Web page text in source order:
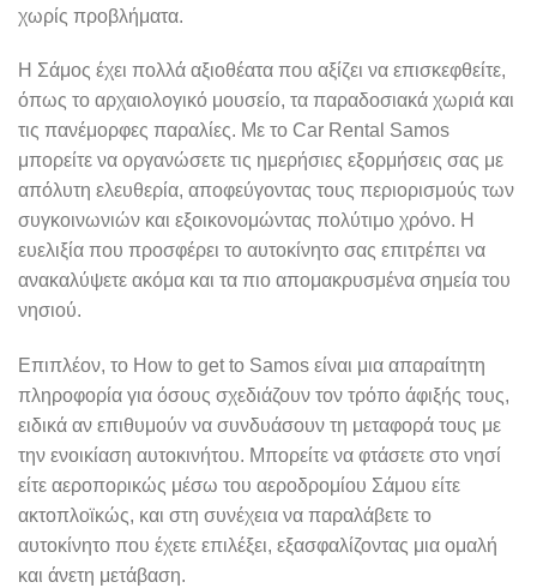
χωρίς προβλήματα.
Η Σάμος έχει πολλά αξιοθέατα που αξίζει να επισκεφθείτε,
όπως το αρχαιολογικό μουσείο, τα παραδοσιακά χωριά και
τις πανέμορφες παραλίες. Με το Car Rental Samos
μπορείτε να οργανώσετε τις ημερήσιες εξορμήσεις σας με
απόλυτη ελευθερία, αποφεύγοντας τους περιορισμούς των
συγκοινωνιών και εξοικονομώντας πολύτιμο χρόνο. Η
ευελιξία που προσφέρει το αυτοκίνητο σας επιτρέπει να
ανακαλύψετε ακόμα και τα πιο απομακρυσμένα σημεία του
νησιού.
Επιπλέον, το How to get to Samos είναι μια απαραίτητη
πληροφορία για όσους σχεδιάζουν τον τρόπο άφιξής τους,
ειδικά αν επιθυμούν να συνδυάσουν τη μεταφορά τους με
την ενοικίαση αυτοκινήτου. Μπορείτε να φτάσετε στο νησί
είτε αεροπορικώς μέσω του αεροδρομίου Σάμου είτε
ακτοπλοϊκώς, και στη συνέχεια να παραλάβετε το
αυτοκίνητο που έχετε επιλέξει, εξασφαλίζοντας μια ομαλή
και άνετη μετάβαση.